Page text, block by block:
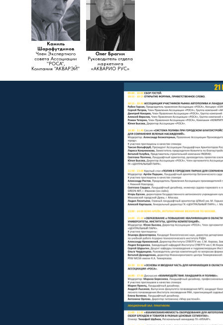
Камиль
Шарафутдинов
Член Экспертного
совета Ассоциации
"РОСА",
Компания "АКВАРЭЙ"
Олег Брагин
Руководитель отдела
маркетинга
«АКВАРИО РУС»